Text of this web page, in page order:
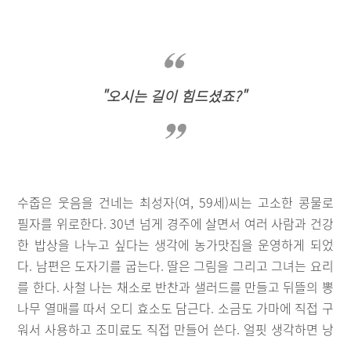
"오시는 길이 힘드셨죠?"
수줍은 웃음을 건네는 최성자(여, 59세)씨는 고소한 콩물로
필자를 위로한다. 30년 넘게 경주에 살면서 여러 사람과 건강
한 밥상을 나누고 싶다는 생각에 농가맛집을 운영하게 되었
다. 남편은 도자기를 굽는다. 딸은 그림을 그리고 그녀는 요리
를 한다. 사철 나는 채소로 반찬과 샐러드를 만들고 뒤뜰의 뽕
나무 열매를 따서 오디 효소도 담근다. 소금도 가마에 직접 구
워서 사용하고 조미료도 직접 만들어 쓴다. 얼핏 생각하면 낭